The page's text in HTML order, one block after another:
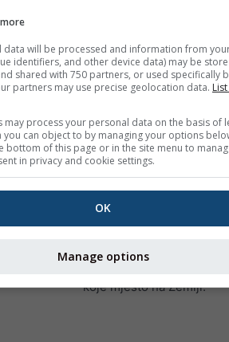
mjesečne agregacije.
Nudimo i sirove
kontaktirajte nas
(
Satni povijesni
podaci od 1940. za Roth
kupiti putem usluge
Preuzmite varijable kao
oborine u CSV formatu
koje mjesto na Zemlji.
data will be processed and information from
identifiers, and other device data) may be
shared with 750 partners, or used specifically
partners may use precise geolocation data.
may process your personal data on the basis of
you can object to by managing your options
bottom of this page or in the site menu to
in privacy and cookie settings.
OK
Manage options